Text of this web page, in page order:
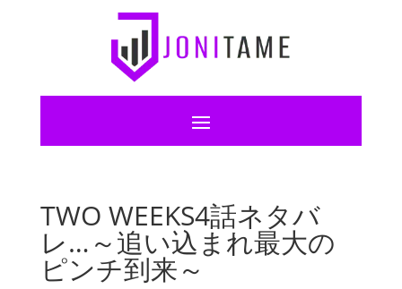
TWO WEEKS4話ネタバ
レ…～追い込まれ最大の
ピンチ到来～